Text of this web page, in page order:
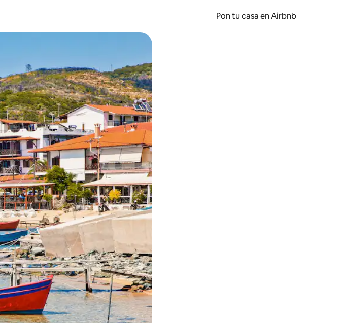
Pon tu casa en Airbnb
hacia abajo o explora con el tacto o desliza el dedo.